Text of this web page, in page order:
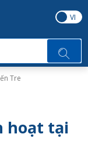
EN VI
Tre
hoạt tại